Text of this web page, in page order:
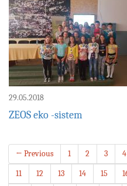
29.05.2018
ZEOS eko -sistem
← Previous 1 2 3 4
11
12 13 14 15